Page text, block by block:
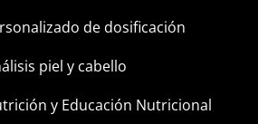
de dosificación
piel y cabello
y Educación Nutricional